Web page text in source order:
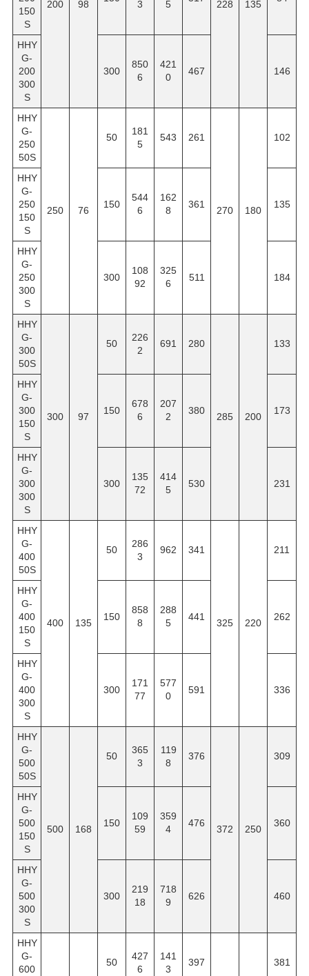
200 98 228 135
150
S
3 5
HHY
G-
200
300
S
300
850
6
421
0
467 146
HHY
G-
250
50S
250 76
50
181
5
543 261
270 180
102
HHY
G-
250
150
S
150
544
6
162
8
361 135
HHY
G-
250
300
S
300
108
92
325
6
511 184
HHY
G-
300
50S
300 97
50
226
2
691 280
285 200
133
HHY
G-
300
150
S
150
678
6
207
2
380 173
HHY
G-
300
300
S
300
135
72
414
5
530 231
HHY
G-
400
50S
400 135
50
286
3
962 341
325 220
211
HHY
G-
400
150
S
150
858
8
288
5
441 262
HHY
G-
400
300
S
300
171
77
577
0
591 336
HHY
G-
500
50S
500 168
50
365
3
119
8
376
372 250
309
HHY
G-
500
150
S
150
109
59
359
4
476 360
HHY
G-
500
300
S
300
219
18
718
9
626 460
HHY
G-
600
50
427
6
141
3
397 381